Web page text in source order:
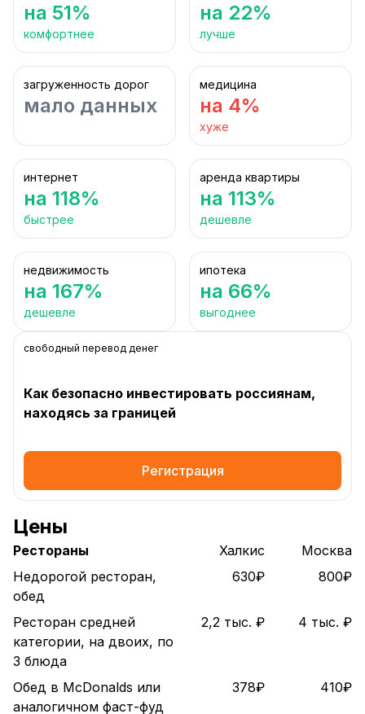
на 51%
комфортнее
на 22%
лучше
загруженность дорог
мало данных
медицина
на 4%
хуже
интернет
на 118%
быстрее
аренда квартиры
на 113%
дешевле
недвижимость
на 167%
дешевле
ипотека
на 66%
выгоднее
свободный перевод денег
Как безопасно инвестировать россиянам,
находясь за границей
Регистрация
Цены
Рестораны Халкиc
Москва
Недорогой ресторан,
обед
630₽ 800₽
Ресторан средней
категории, на двоих, по
3 блюда
2,2 тыс. ₽ 4 тыс. ₽
Обед в McDonalds или
аналогичном фаст-фуд
378₽ 410₽